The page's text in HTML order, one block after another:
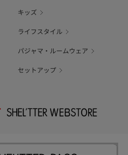
キッズ
ライフスタイル
パジャマ・ルームウェア
セットアップ